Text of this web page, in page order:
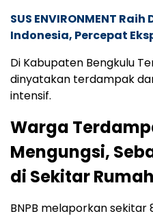
SUS ENVIRONMENT
Indonesia, Percepat
Di Kabupaten Bengkulu
dinyatakan terdampak
intensif.
Warga
Mengungsi,
di Sekitar Rumah
BNPB melaporkan